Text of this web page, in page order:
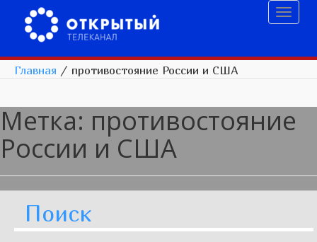
Главная / противостояние России и США
Метка: противостояние
России и США
Поиск